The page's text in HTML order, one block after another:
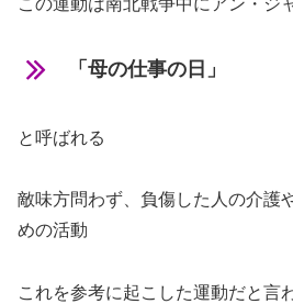
この運動は南北戦争中にアン・ジ
「母の仕事の日」
と呼ばれる
敵味方問わず、負傷した人の介護
めの活動
これを参考に起こした運動だと言